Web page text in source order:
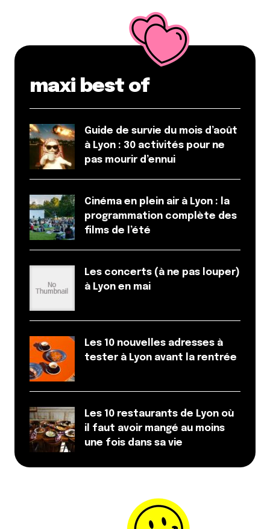
maxi best of
Guide de survie du mois d’août
à Lyon : 30 activités pour ne
pas mourir d’ennui
Cinéma en plein air à Lyon : la
programmation complète des
films de l’été
Les concerts (à ne pas louper)
à Lyon en mai
Les 10 nouvelles adresses à
tester à Lyon avant la rentrée
Les 10 restaurants de Lyon où
il faut avoir mangé au moins
une fois dans sa vie